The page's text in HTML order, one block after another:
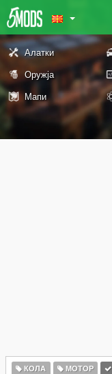
Алатки
Оружја
Мапи
КОЛА МОТОР